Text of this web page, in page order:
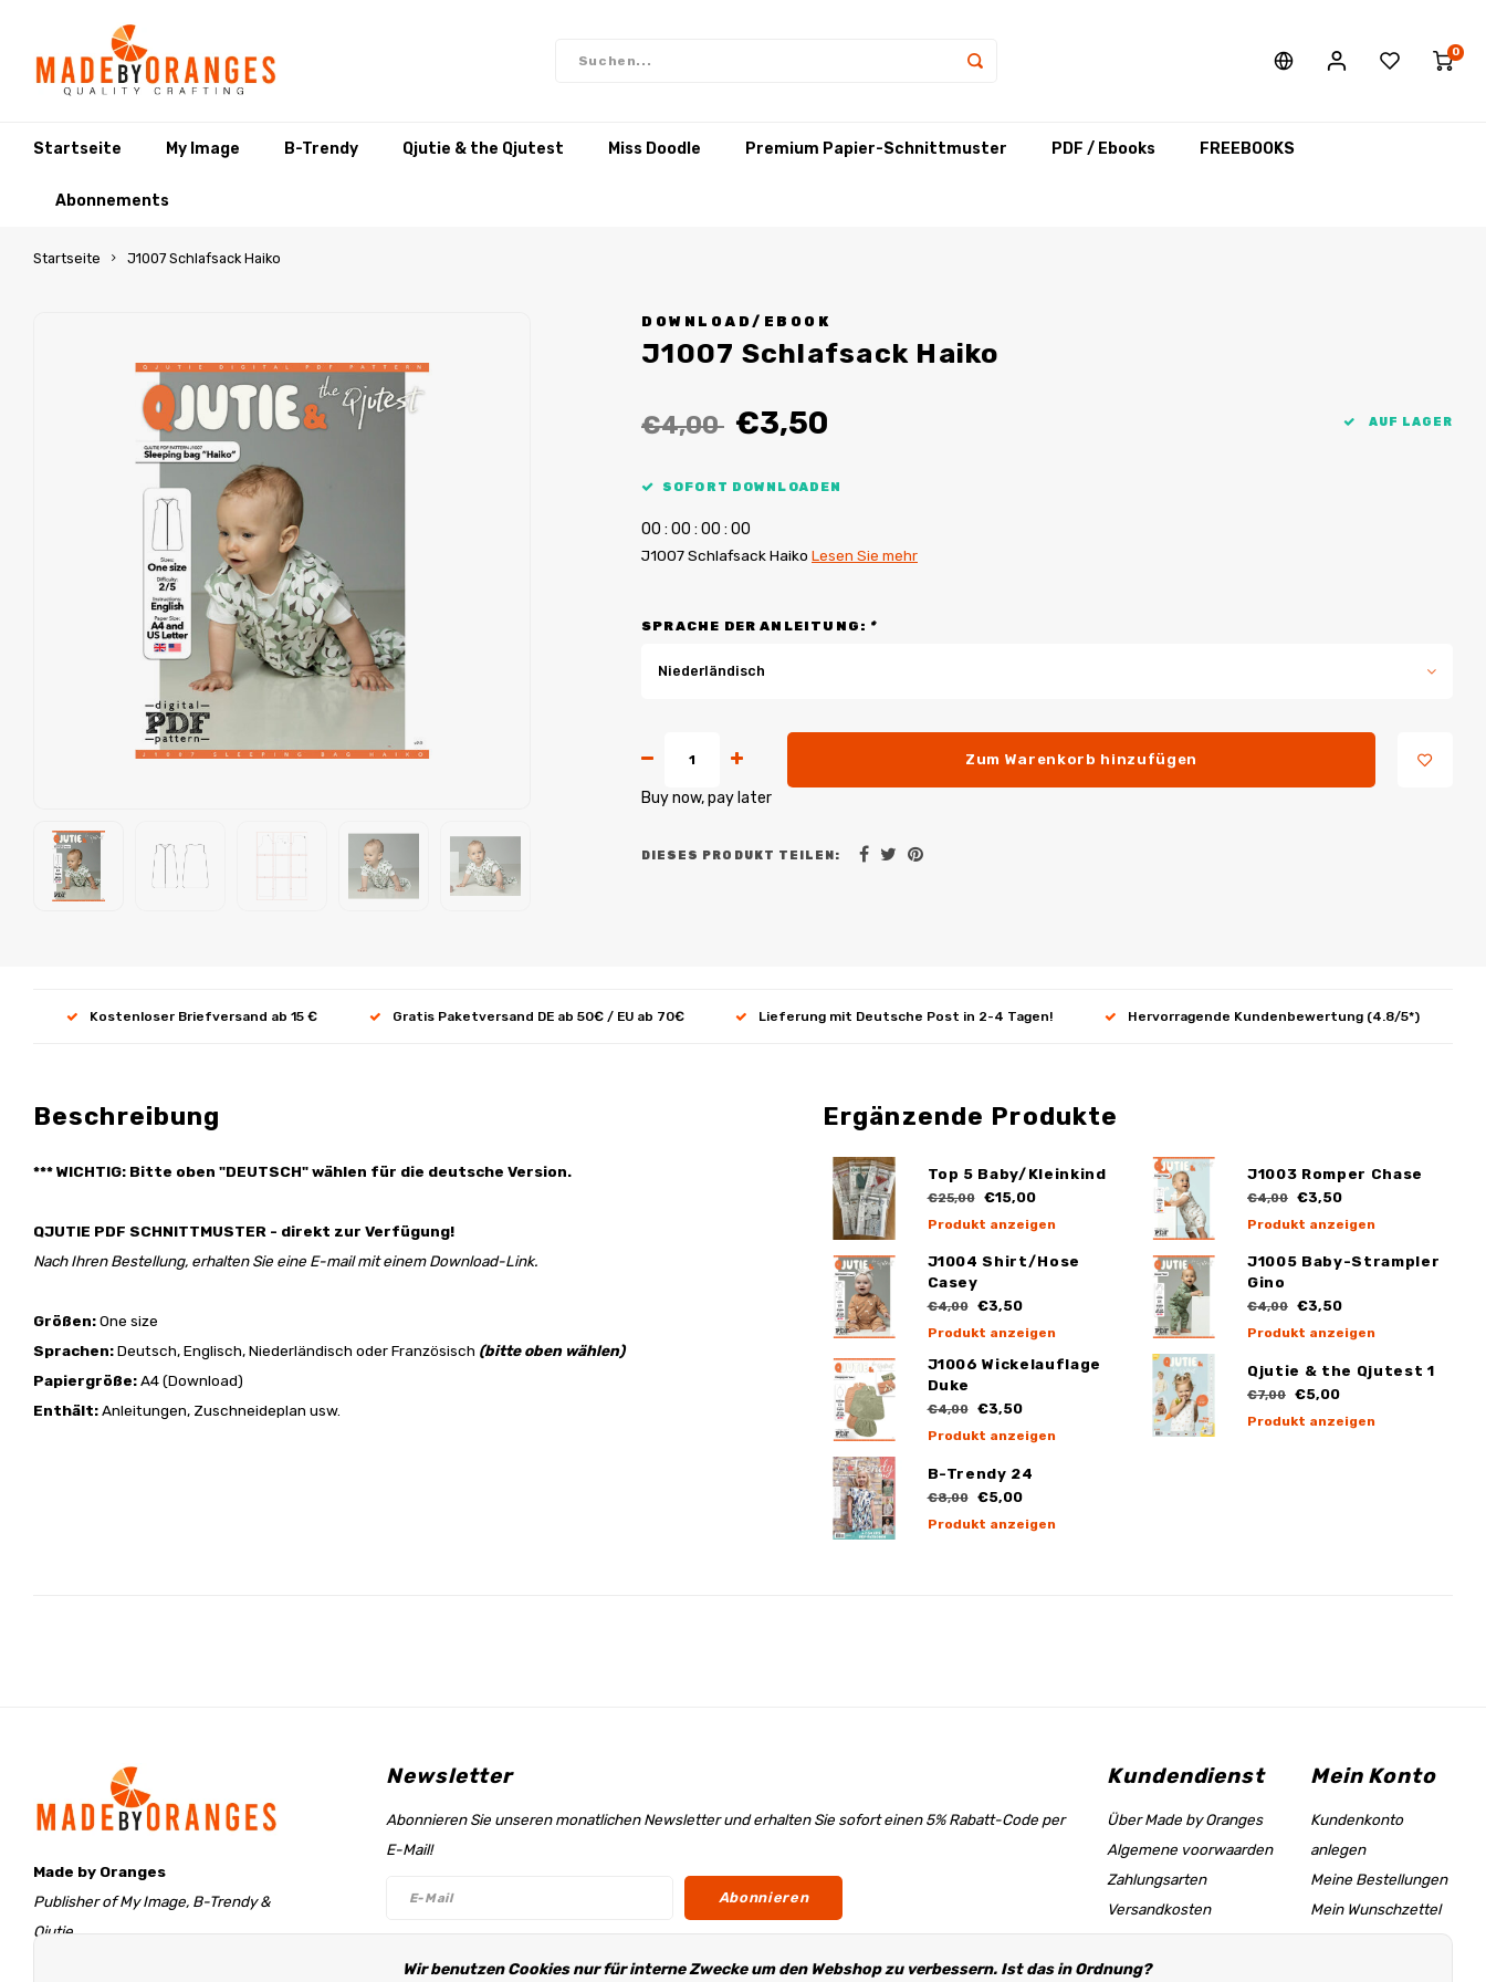
0
Startseite My Image B-Trendy Qjutie & the Qjutest Miss Doodle Premium Papier-Schnittmuster PDF / Ebooks FREEBOOKS
Abonnements
Startseite J1007 Schlafsack Haiko
DOWNLOAD/EBOOK
J1007 Schlafsack Haiko
€4,00 €3,50 AUF LAGER
SOFORT DOWNLOADEN
00 : 00 : 00 : 00
J1007 Schlafsack Haiko Lesen Sie mehr
SPRACHE DER ANLEITUNG: *
Niederländisch
Zum Warenkorb hinzufügen
Buy now, pay later
DIESES PRODUKT TEILEN:
Kostenloser Briefversand ab 15 € Gratis Paketversand DE ab 50€ / EU ab 70€ Lieferung mit Deutsche Post in 2-4 Tagen! Hervorragende Kundenbewertung (4.8/5*)
Beschreibung
*** WICHTIG: Bitte oben "DEUTSCH" wählen für die deutsche Version.
QJUTIE PDF SCHNITTMUSTER - direkt zur Verfügung!
Nach Ihren Bestellung, erhalten Sie eine E-mail mit einem Download-Link.
Größen:One size
Sprachen:Deutsch, Englisch, Niederländisch oder Französisch (bitte oben wählen)
Papiergröße:A4 (Download)
Enthält:Anleitungen, Zuschneideplan usw.
Ergänzende Produkte
Top 5 Baby/Kleinkind
€25,00 €15,00
Produkt anzeigen
J1003 Romper Chase
€4,00 €3,50
Produkt anzeigen
J1004 Shirt/Hose
Casey
€4,00 €3,50
Produkt anzeigen
J1005 Baby-Strampler
Gino
€4,00 €3,50
Produkt anzeigen
J1006 Wickelauflage
Duke
€4,00 €3,50
Produkt anzeigen
Qjutie & the Qjutest 1
€7,00 €5,00
Produkt anzeigen
B-Trendy 24
€8,00 €5,00
Produkt anzeigen
Made by Oranges
Publisher of My Image, B-Trendy &
Qjutie
Newsletter
Abonnieren Sie unseren monatlichen Newsletter und erhalten Sie sofort einen 5% Rabatt-Code per
E-Mail!
Abonnieren
Kundendienst
Über Made by Oranges
Algemene voorwaarden
Zahlungsarten
Versandkosten
Größentabelle &
Hilfeseite
Mein Konto
Kundenkonto
anlegen
Meine Bestellungen
Mein Wunschzettel
Wir benutzen Cookies nur für interne Zwecke um den Webshop zu verbessern. Ist das in Ordnung?